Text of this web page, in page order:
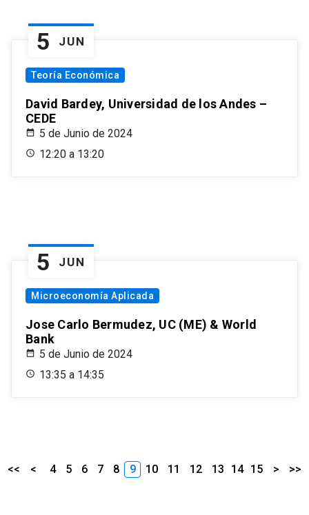
5 JUN
Teoría Económica
David Bardey, Universidad de los Andes –
CEDE
5 de Junio de 2024
12:20 a 13:20
5 JUN
Microeconomía Aplicada
Jose Carlo Bermudez, UC (ME) & World
Bank
5 de Junio de 2024
13:35 a 14:35
<< < 4 5 6 7 8 9 10 11 12 13 14 15 > >>